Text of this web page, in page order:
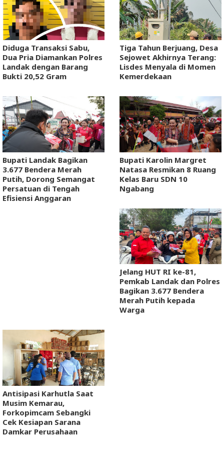
Diduga Transaksi Sabu,
Dua Pria Diamankan Polres
Landak dengan Barang
Bukti 20,52 Gram
Tiga Tahun Berjuang, Desa
Sejowet Akhirnya Terang:
Lisdes Menyala di Momen
Kemerdekaan
Bupati Landak Bagikan
3.677 Bendera Merah
Putih, Dorong Semangat
Persatuan di Tengah
Efisiensi Anggaran
Bupati Karolin Margret
Natasa Resmikan 8 Ruang
Kelas Baru SDN 10
Ngabang
Jelang HUT RI ke-81,
Pemkab Landak dan Polres
Bagikan 3.677 Bendera
Merah Putih kepada
Warga
Antisipasi Karhutla Saat
Musim Kemarau,
Forkopimcam Sebangki
Cek Kesiapan Sarana
Damkar Perusahaan